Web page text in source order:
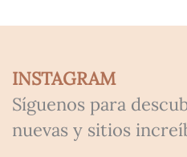
INSTAGRAM
Síguenos para
nuevas y sitios